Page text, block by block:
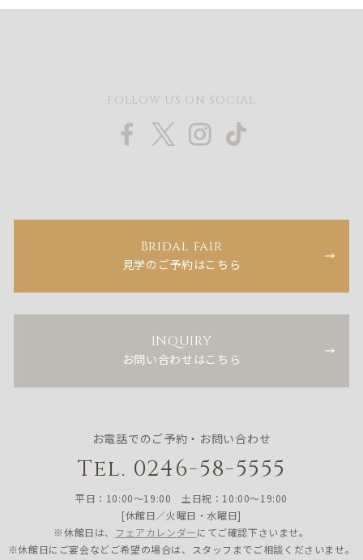
FOLLOW US ON SOCIAL
Bridal fair
見学のご予約はこちら
INQUIRY
お問い合わせはこちら
お電話でのご予約・お問い合わせ
Tel. 0246-58-5555
平日：10:00〜19:00 土日祝：10:00〜19:00
[休館日／火曜日・水曜日]
※休館日は、 フェアカレンダーにてご確認下さいませ。
※休館日にご宴会などご希望の場合は、スタッフまでご相談くださいませ。